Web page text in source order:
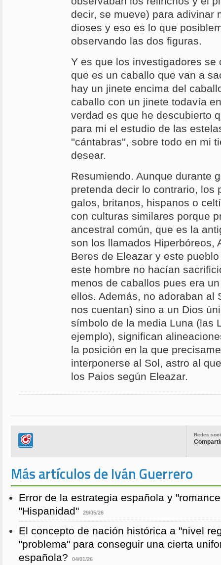
decir, se mueve) para adivinar
dioses y eso es lo que
observando las dos figuras.
Y es que los investigadores se
que es un caballo que van a
hay un jinete encima del
caballo con un jinete todavía
verdad es que he descubierto
para mi el estudio de las
''cántabras'', sobre todo en mi
desear.
Resumiendo. Aunque durante
pretenda decir lo contrario, los
galos, britanos, hispanos o
con culturas similares porque
ancestral común, que es la
son los llamados Hiperbóreos,
Beres de Eleazar y este
este hombre no hacían
menos de caballos pues era
ellos. Además, no adoraban al
nos cuentan) sino a un Dios
símbolo de la media Luna (las
ejemplo), significan
la posición en la que
interponerse al Sol, astro al
los Paios según Eleazar.
Redes
Más artículos de Iván Guerrero
Error de la estrategia española y
"Hispanidad"
29/05/26
El concepto de nación histórica a "nivel
"problema" para conseguir una cierta
española?
04/01/26